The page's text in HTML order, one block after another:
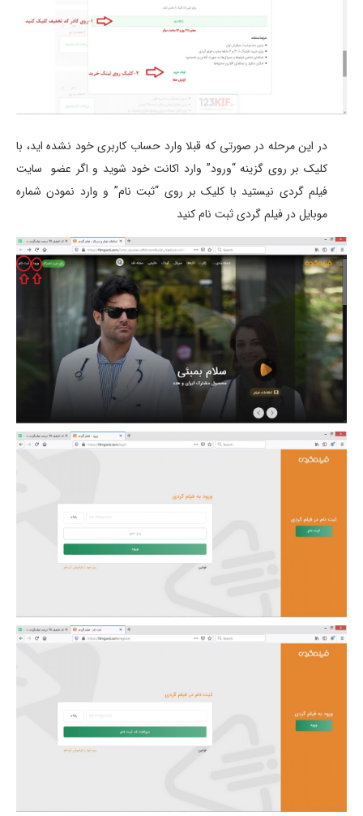
در این مرحله در صورتی که قبلا وارد حساب کاربری خود نشده اید، با
کلیک بر روی گزینه “ورود” وارد اکانت خود شوید و اگر عضو سایت
فیلم گردی نیستید با کلیک بر روی “ثبت نام” و وارد نمودن شماره
موبایل در فیلم گردی ثبت نام کنید